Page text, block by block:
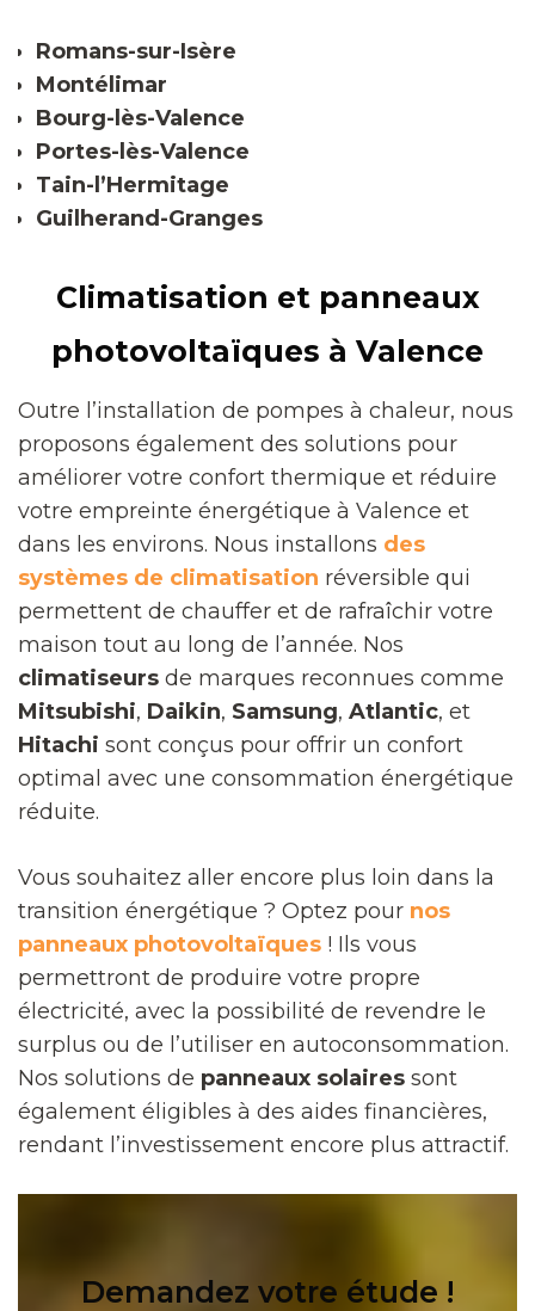
Romans-sur-Isère
Montélimar
Bourg-lès-Valence
Portes-lès-Valence
Tain-l’Hermitage
Guilherand-Granges
Climatisation et panneaux
photovoltaïques à Valence
Outre l’installation de pompes à chaleur, nous
proposons également des solutions pour
améliorer votre confort thermique et réduire
votre empreinte énergétique à Valence et
dans les environs. Nous installons des
systèmes de climatisation réversible qui
permettent de chauffer et de rafraîchir votre
maison tout au long de l’année. Nos
climatiseurs de marques reconnues comme
Mitsubishi, Daikin, Samsung, Atlantic, et
Hitachi sont conçus pour offrir un confort
optimal avec une consommation énergétique
réduite.
Vous souhaitez aller encore plus loin dans la
transition énergétique ? Optez pour nos
panneaux photovoltaïques ! Ils vous
permettront de produire votre propre
électricité, avec la possibilité de revendre le
surplus ou de l’utiliser en autoconsommation.
Nos solutions de panneaux solaires sont
également éligibles à des aides financières,
rendant l’investissement encore plus attractif.
Demandez votre étude !